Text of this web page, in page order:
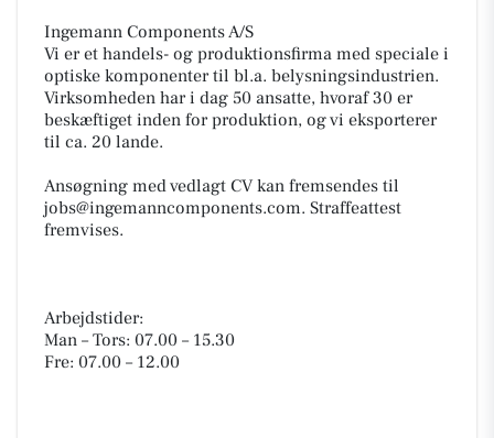
Ingemann Components A/S
Vi er et handels- og produktionsfirma med speciale i
optiske komponenter til bl.a. belysningsindustrien.
Virksomheden har i dag 50 ansatte, hvoraf 30 er
beskæftiget inden for produktion, og vi eksporterer
til ca. 20 lande.
Ansøgning med vedlagt CV kan fremsendes til
jobs@ingemanncomponents.com. Straffeattest
fremvises.
Arbejdstider:
Man – Tors: 07.00 – 15.30
Fre: 07.00 – 12.00